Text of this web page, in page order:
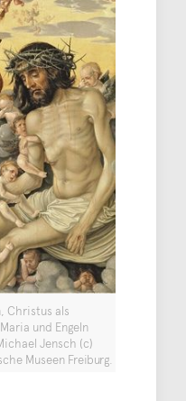
Christus als
und Engeln
Jensch (c)
Museen Freiburg.